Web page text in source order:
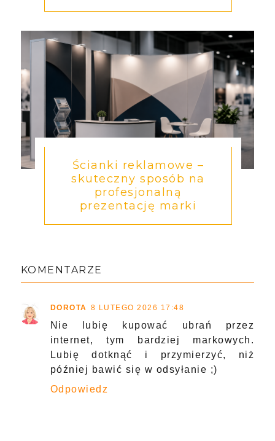
Ścianki reklamowe –
skuteczny sposób na
profesjonalną
prezentację marki
KOMENTARZE
DOROTA 8 LUTEGO 2026 17:48
Nie lubię kupować ubrań przez
internet, tym bardziej markowych.
Lubię dotknąć i przymierzyć, niż
później bawić się w odsyłanie ;)
Odpowiedz